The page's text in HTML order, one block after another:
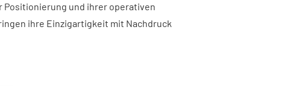
Positionierung und ihrer operativen
ihre Einzigartigkeit mit Nachdruck